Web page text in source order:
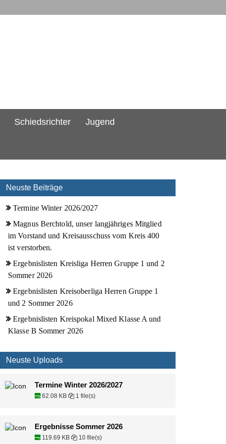
Schiedsrichter Jugend
Neuste Beiträge
Termine Winter 2026/2027
Magnus Berchtold, unser langjähriges Mitglied
im Vorstand und Kreisausschuss vom Kreis 400
ist verstorben.
Ergebnislisten Kreisliga Herren Gruppe 1 und 2
Sommer 2026
Ergebnislisten Kreisoberliga Herren Gruppe 1
und 2 Sommer 2026
Ergebnislisten Kreispokal Mixed Klasse A und
Klasse B Sommer 2026
Neuste Uploads
Termine Winter 2026/2027
62.08 KB 1 file(s)
Ergebnisse Sommer 2026
119.69 KB 10 file(s)